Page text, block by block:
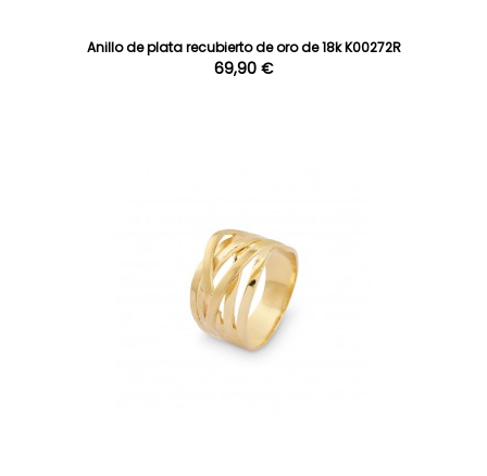
Anillo de plata recubierto de oro de 18k K00272R
69,90 €